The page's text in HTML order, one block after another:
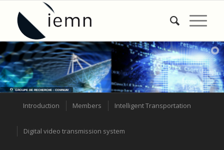
GROUPE DE RECHERCHE : COMNUM
Introduction Members Intelligent Transportation
Digital video transmission system